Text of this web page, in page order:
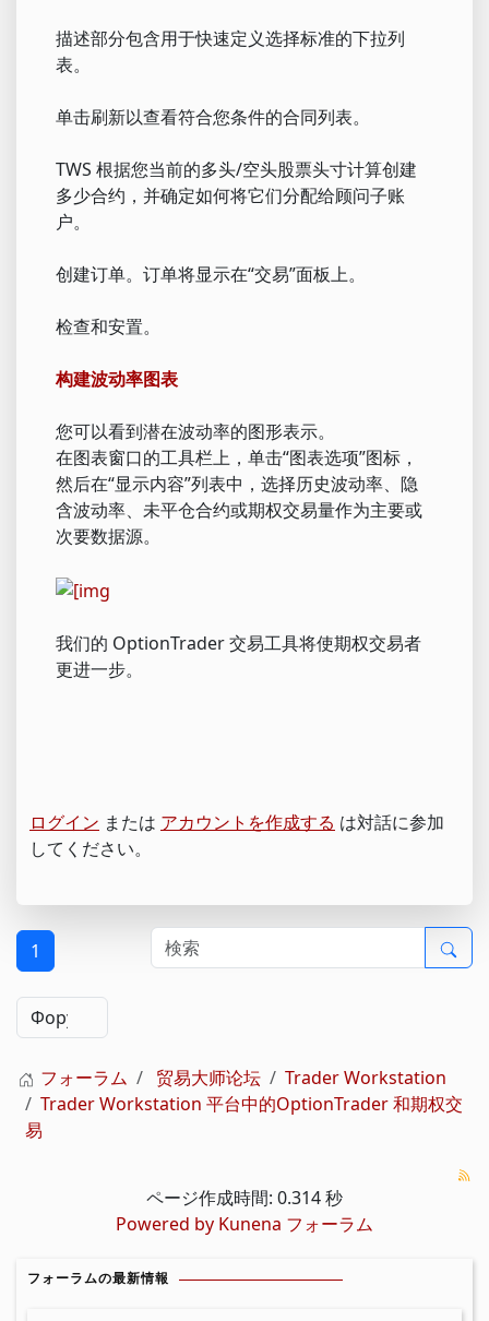
描述部分包含用于快速定义选择标准的下拉列
表。
单击刷新以查看符合您条件的合同列表。
TWS 根据您当前的多头/空头股票头寸计算创建
多少合约，并确定如何将它们分配给顾问子账
户。
创建订单。订单将显示在“交易”面板上。
检查和安置。
构建波动率图表
您可以看到潜在波动率的图形表示。
在图表窗口的工具栏上，单击“图表选项”图标，
然后在“显示内容”列表中，选择历史波动率、隐
含波动率、未平仓合约或期权交易量作为主要或
次要数据源。
我们的 OptionTrader 交易工具将使期权交易者
更进一步。
ログイン または アカウントを作成する は対話に参加
してください。
1
フォーラム 贸易大师论坛
Trader Workstation
Trader Workstation 平台中的OptionTrader 和期权交
易
ページ作成時間: 0.314 秒
Powered by Kunena フォーラム
フォーラムの最新情報